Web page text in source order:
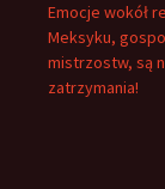
Emocje wokół
Meksyku,
mistrzostw, są
zatrzymania!